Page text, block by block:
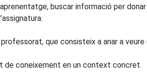
buscar informació per
que consisteix a anar a
de coneixement en un context concret.